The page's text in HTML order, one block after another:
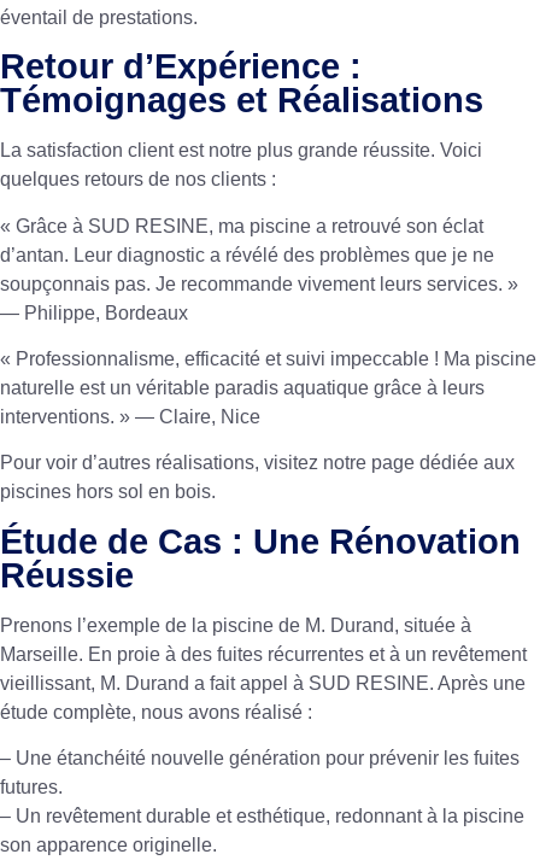
éventail de prestations.
Retour d’Expérience :
Témoignages et Réalisations
La satisfaction client est notre plus grande réussite. Voici
quelques retours de nos clients :
« Grâce à SUD RESINE, ma piscine a retrouvé son éclat
d’antan. Leur diagnostic a révélé des problèmes que je ne
soupçonnais pas. Je recommande vivement leurs services. »
— Philippe, Bordeaux
« Professionnalisme, efficacité et suivi impeccable ! Ma piscine
naturelle est un véritable paradis aquatique grâce à leurs
interventions. » — Claire, Nice
Pour voir d’autres réalisations, visitez notre page dédiée aux
piscines hors sol en bois.
Étude de Cas : Une Rénovation
Réussie
Prenons l’exemple de la piscine de M. Durand, située à
Marseille. En proie à des fuites récurrentes et à un revêtement
vieillissant, M. Durand a fait appel à SUD RESINE. Après une
étude complète, nous avons réalisé :
– Une étanchéité nouvelle génération pour prévenir les fuites
futures.
– Un revêtement durable et esthétique, redonnant à la piscine
son apparence originelle.